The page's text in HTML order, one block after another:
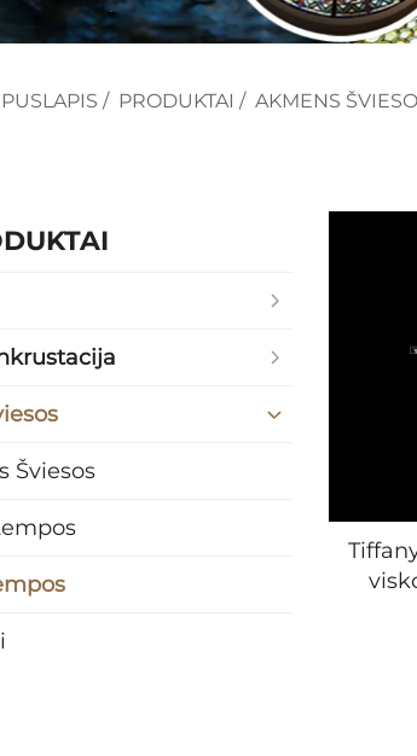
/ PRODUKTAI / AKMENS
Šviesos